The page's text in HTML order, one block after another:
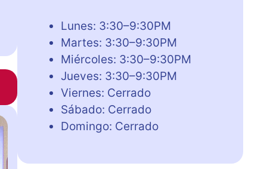
Lunes: 3:30–9:30PM
Martes: 3:30–9:30PM
Miércoles: 3:30–9:30PM
Jueves: 3:30–9:30PM
Viernes: Cerrado
Sábado: Cerrado
Domingo: Cerrado